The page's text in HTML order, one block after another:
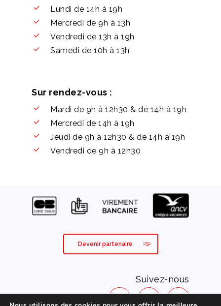
Lundi de 14h à 19h
Mercredi de 9h à 13h
Vendredi de 13h à 19h
Samedi de 10h à 13h
Sur rendez-vous :
Mardi de 9h à 12h30 & de 14h à 19h
Mercredi de 14h à 19h
Jeudi de 9h à 12h30 & de 14h à 19h
Vendredi de 9h à 12h30
Devenir partenaire
Suivez-nous